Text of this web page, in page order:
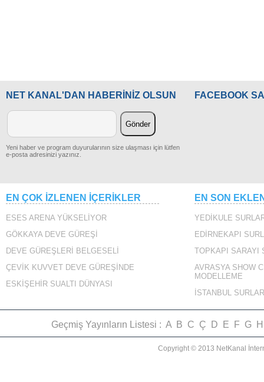
NET KANAL'DAN HABERİNİZ OLSUN
Yeni haber ve program duyurularının size ulaşması için lütfen
e-posta adresinizi yazınız.
FACEBOOK
EN ÇOK İZLENEN İÇERİKLER
ESES ARENA YÜKSELİYOR
GÖKKAYA DEVE GÜREŞİ
DEVE GÜREŞLERİ BELGESELİ
ÇEVİK KUVVET DEVE GÜREŞİNDE
ESKİŞEHİR SUALTI DÜNYASI
EN SON
YEDİKULE
EDİRNEKAPI
TOPKAPI SARAYI
AVRASYA SHOW
MODELLEME
İSTANBUL
Geçmiş Yayınların Listesi : A B C Ç D E F G H
Copyright © 2013 NetKanal